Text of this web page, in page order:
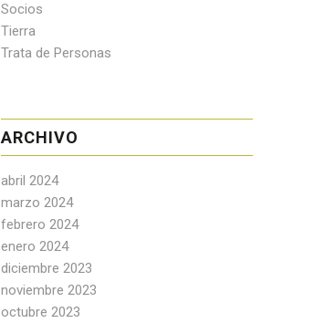
Socios
Tierra
Trata de Personas
ARCHIVO
abril 2024
marzo 2024
febrero 2024
enero 2024
diciembre 2023
noviembre 2023
octubre 2023